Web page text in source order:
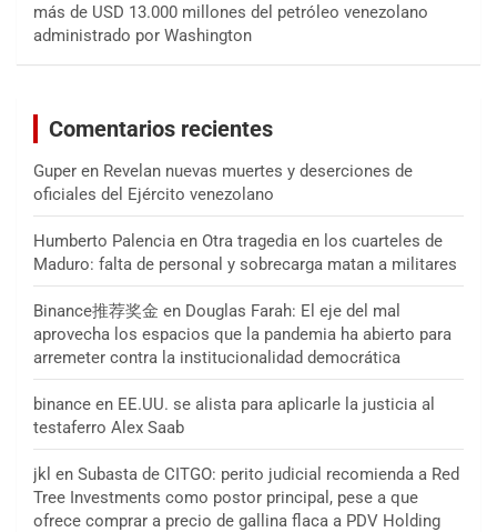
más de USD 13.000 millones del petróleo venezolano
administrado por Washington
Comentarios recientes
Guper en Revelan nuevas muertes y deserciones de
oficiales del Ejército venezolano
Humberto Palencia en Otra tragedia en los cuarteles de
Maduro: falta de personal y sobrecarga matan a militares
Binance推荐奖金 en Douglas Farah: El eje del mal
aprovecha los espacios que la pandemia ha abierto para
arremeter contra la institucionalidad democrática
binance en EE.UU. se alista para aplicarle la justicia al
testaferro Alex Saab
jkl en Subasta de CITGO: perito judicial recomienda a Red
Tree Investments como postor principal, pese a que
ofrece comprar a precio de gallina flaca a PDV Holding